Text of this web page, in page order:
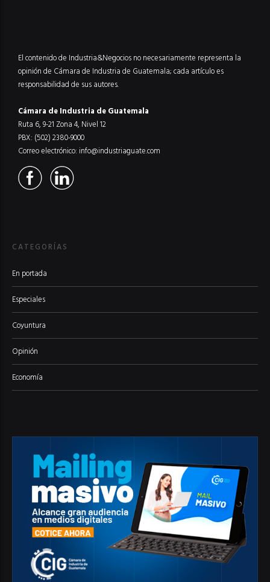
El contenido de Industria&Negocios no necesariamente representa la
opinión de Cámara de Industria de Guatemala; cada artículo es
responsabilidad de sus autores.
Cámara de Industria de Guatemala
Ruta 6, 9-21 Zona 4, Nivel 12
PBX: (502) 2380-9000
Correo electrónico: info@industriaguate.com
CATEGORÍAS
En portada
Especiales
Coyuntura
Opinión
Economía